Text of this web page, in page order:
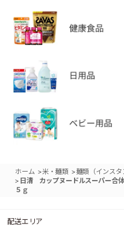
ホーム >米・麺類 >麺類（インスタ
> 日清 カップヌードルスーパー合
５ｇ
配送エリア